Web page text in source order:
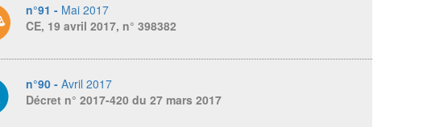
n°91 - Mai 2017
CE, 19 avril 2017, n° 398382
n°90 - Avril 2017
Décret n° 2017-420 du 27 mars 2017